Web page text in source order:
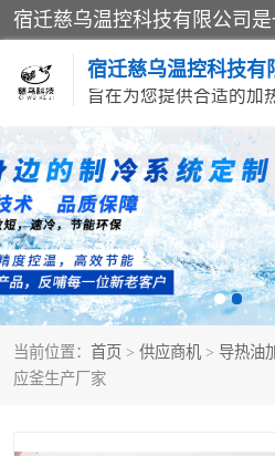
宿迁慈乌温控科技有
旨在为您提供合适的加
当前位置： 首页 > 供应商机 > 导热油
应釜生产厂家
冷水机
导热油加热器